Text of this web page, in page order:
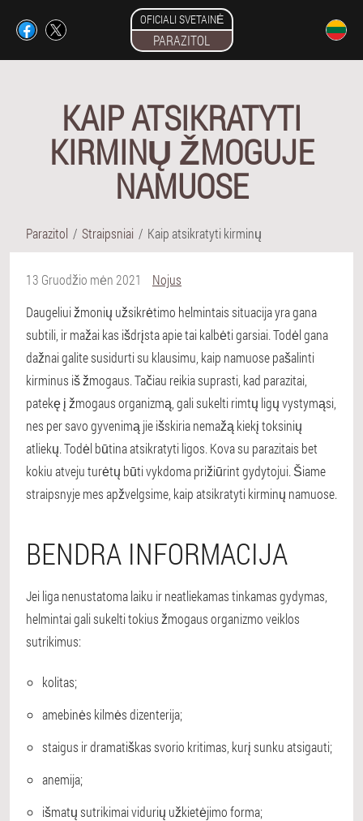
OFICIALI SVETAINĖ
PARAZITOL
KAIP ATSIKRATYTI
KIRMINŲ ŽMOGUJE
NAMUOSE
Parazitol Straipsniai Kaip atsikratyti kirminų
13 Gruodžio mėn 2021
Nojus
Daugeliui žmonių užsikrėtimo helmintais situacija yra gana
subtili, ir mažai kas išdrįsta apie tai kalbėti garsiai. Todėl gana
dažnai galite susidurti su klausimu, kaip namuose pašalinti
kirminus iš žmogaus. Tačiau reikia suprasti, kad parazitai,
patekę į žmogaus organizmą, gali sukelti rimtų ligų vystymąsi,
nes per savo gyvenimą jie išskiria nemažą kiekį toksinių
atliekų. Todėl būtina atsikratyti ligos. Kova su parazitais bet
kokiu atveju turėtų būti vykdoma prižiūrint gydytojui. Šiame
straipsnyje mes apžvelgsime, kaip atsikratyti kirminų namuose.
BENDRA INFORMACIJA
Jei liga nenustatoma laiku ir neatliekamas tinkamas gydymas,
helmintai gali sukelti tokius žmogaus organizmo veiklos
sutrikimus:
kolitas;
amebinės kilmės dizenterija;
staigus ir dramatiškas svorio kritimas, kurį sunku atsigauti;
anemija;
išmatų sutrikimai vidurių užkietėjimo forma;